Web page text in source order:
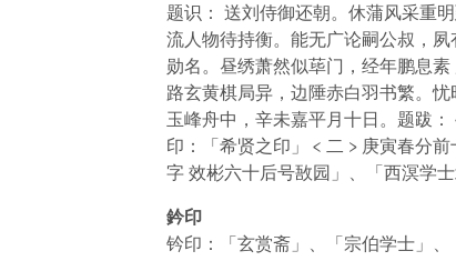
题识： 送刘侍御还朝。休蒲风采重
流人物待持衡。能无广论嗣公叔，
勋名。昼绣萧然似荜门，经年鹏息
路玄黄棋局异，边陲赤白羽书繁。
玉峰舟中，辛未嘉平月十日。题跋
印：「希贤之印」 < 二 > 庚寅春分
字 效彬六十后号敔园」、「西溟学
鈐印
钤印：「玄赏斋」、「宗伯学士」、